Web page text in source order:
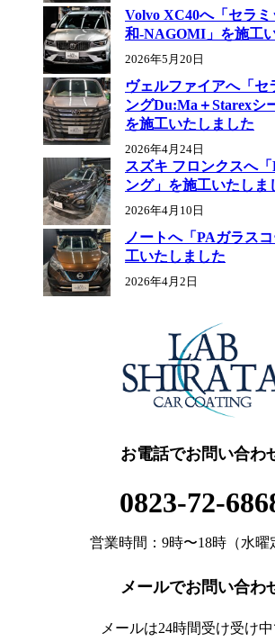
Volvo XC40へ「セラ
和-NAGOMI」を施工
2026年5月20日
ヴェルファイアへ「セ
ングDu:Ma＋Starexシ
を施工いたしました
2026年4月24日
スズキ フロンクスへ
ング」を施工いたしま
2026年4月10日
ノートへ「PAガラス
工いたしました
2026年4月2日
お電話でお問い合わ
0823-72-
営業時間：9時〜18時（水曜
メールでお問い合わ
メールは24時間受け受け